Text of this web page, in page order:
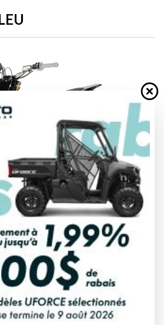
DE FINANCEMENT
DE VOTRE ÉCHANGE